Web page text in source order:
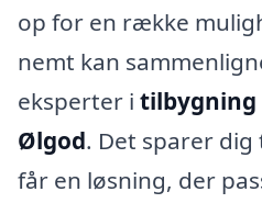
op for en række
nemt kan
eksperter i tilbygning
Ølgod. Det sparer dig
får en løsning, der